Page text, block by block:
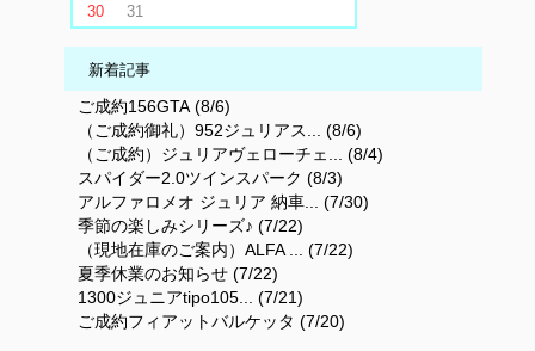
30
31
新着記事
ご成約156GTA (8/6)
（ご成約御礼）952ジュリアス... (8/6)
（ご成約）ジュリアヴェローチェ... (8/4)
スパイダー2.0ツインスパーク (8/3)
アルファロメオ ジュリア 納車... (7/30)
季節の楽しみシリーズ♪ (7/22)
（現地在庫のご案内）ALFA ... (7/22)
夏季休業のお知らせ (7/22)
1300ジュニアtipo105... (7/21)
ご成約フィアットバルケッタ (7/20)